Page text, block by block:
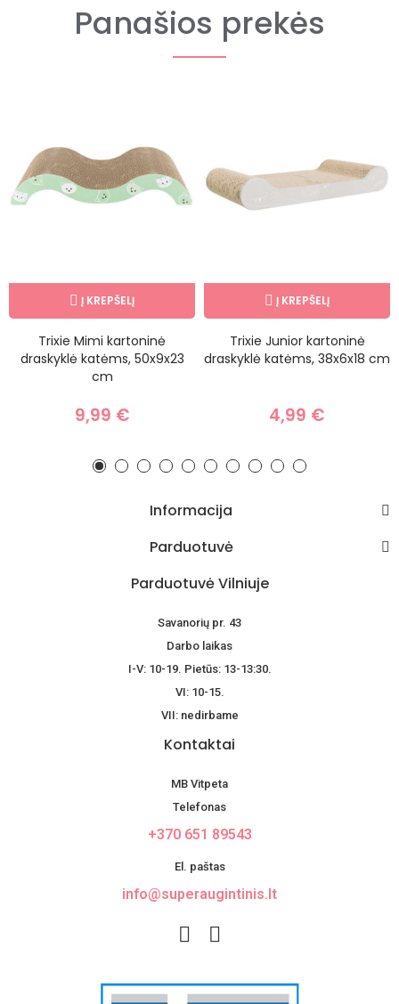
Panašios prekės
Į KREPŠELĮ
Trixie Mimi kartoninė
draskyklė katėms, 50x9x23
cm
9,99 €
Į KREPŠELĮ
Trixie Junior kartoninė
draskyklė katėms, 38x6x18 cm
4,99 €
Informacija
Parduotuvė
Parduotuvė Vilniuje
Savanorių pr. 43
Darbo laikas
I-V: 10-19. Pietūs: 13-13:30.
VI: 10-15.
VII: nedirbame
Kontaktai
MB Vitpeta
Telefonas
+370 651 89543
El. paštas
info@superaugintinis.lt